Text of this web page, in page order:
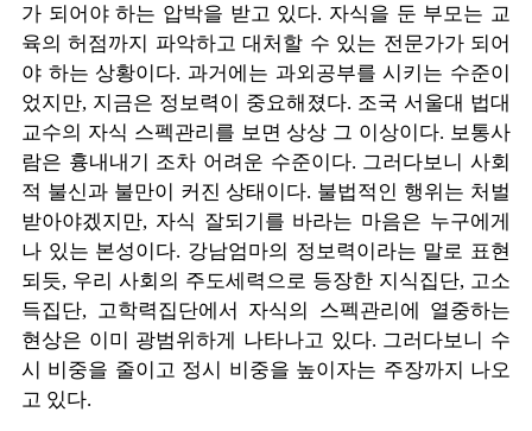
가 되어야 하는 압박을 받고 있다. 자식을 둔 부모는 교
육의 허점까지 파악하고 대처할 수 있는 전문가가 되어
야 하는 상황이다. 과거에는 과외공부를 시키는 수준이
었지만, 지금은 정보력이 중요해졌다. 조국 서울대 법대
교수의 자식 스펙관리를 보면 상상 그 이상이다. 보통사
람은 흉내내기 조차 어려운 수준이다. 그러다보니 사회
적 불신과 불만이 커진 상태이다. 불법적인 행위는 처벌
받아야겠지만, 자식 잘되기를 바라는 마음은 누구에게
나 있는 본성이다. 강남엄마의 정보력이라는 말로 표현
되듯, 우리 사회의 주도세력으로 등장한 지식집단, 고소
득집단, 고학력집단에서 자식의 스펙관리에 열중하는
현상은 이미 광범위하게 나타나고 있다. 그러다보니 수
시 비중을 줄이고 정시 비중을 높이자는 주장까지 나오
고 있다.